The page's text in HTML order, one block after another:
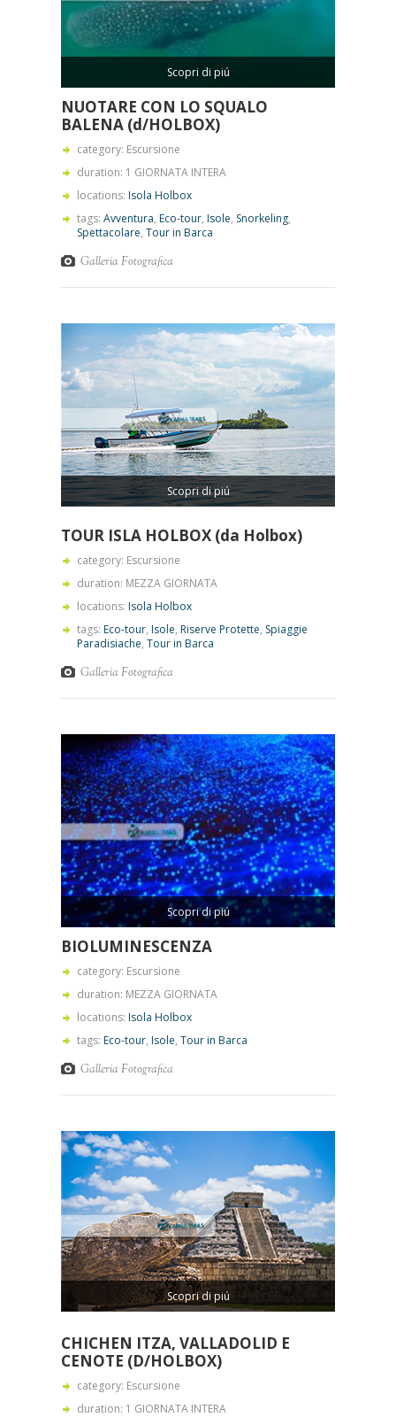
Scopri di piú
NUOTARE CON LO SQUALO
BALENA (d/HOLBOX)
category: Escursione
duration: 1 GIORNATA INTERA
locations: Isola Holbox
tags: Avventura, Eco-tour, Isole, Snorkeling,
Spettacolare, Tour in Barca
Galleria Fotografica
Scopri di piú
TOUR ISLA HOLBOX (da Holbox)
category: Escursione
duration: MEZZA GIORNATA
locations: Isola Holbox
tags: Eco-tour, Isole, Riserve Protette, Spiaggie
Paradisiache, Tour in Barca
Galleria Fotografica
Scopri di piú
BIOLUMINESCENZA
category: Escursione
duration: MEZZA GIORNATA
locations: Isola Holbox
tags: Eco-tour, Isole, Tour in Barca
Galleria Fotografica
Scopri di piú
CHICHEN ITZA, VALLADOLID E
CENOTE (D/HOLBOX)
category: Escursione
duration: 1 GIORNATA INTERA